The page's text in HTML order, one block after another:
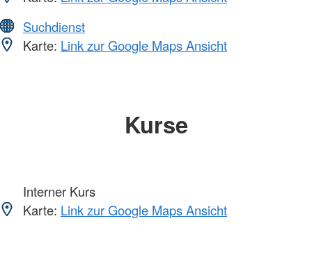
Suchdienst
Karte: Link zur Google Maps Ansicht
Kurse
Interner Kurs
Karte: Link zur Google Maps Ansicht